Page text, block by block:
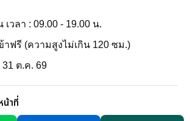
วลา : 09.00 - 19.00 น.
าฟรี (ความสูงไม่เกิน 120 ซม.)
31 ต.ค. 69
น้าที่